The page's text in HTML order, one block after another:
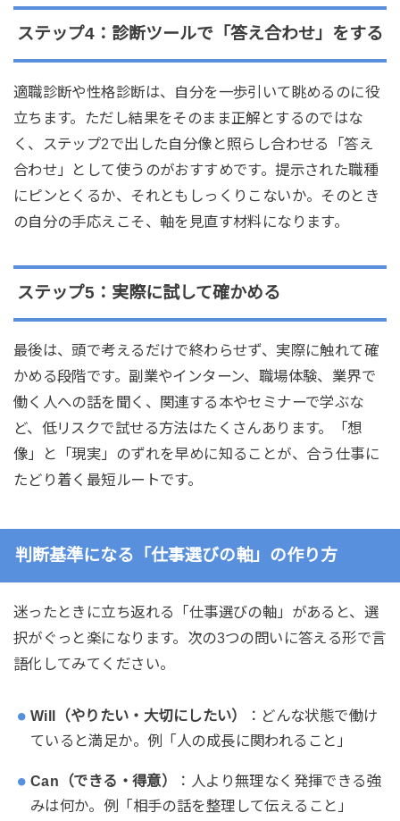
ステップ4：診断ツールで「答え合わせ」をする
適職診断や性格診断は、自分を一歩引いて眺めるのに役
立ちます。ただし結果をそのまま正解とするのではな
く、ステップ2で出した自分像と照らし合わせる「答え
合わせ」として使うのがおすすめです。提示された職種
にピンとくるか、それともしっくりこないか。そのとき
の自分の手応えこそ、軸を見直す材料になります。
ステップ5：実際に試して確かめる
最後は、頭で考えるだけで終わらせず、実際に触れて確
かめる段階です。副業やインターン、職場体験、業界で
働く人への話を聞く、関連する本やセミナーで学ぶな
ど、低リスクで試せる方法はたくさんあります。「想
像」と「現実」のずれを早めに知ることが、合う仕事に
たどり着く最短ルートです。
判断基準になる「仕事選びの軸」の作り方
迷ったときに立ち返れる「仕事選びの軸」があると、選
択がぐっと楽になります。次の3つの問いに答える形で言
語化してみてください。
Will（やりたい・大切にしたい）
：どんな状態で働け
ていると満足か。例「人の成長に関われること」
Can（できる・得意）
：人より無理なく発揮できる強
みは何か。例「相手の話を整理して伝えること」